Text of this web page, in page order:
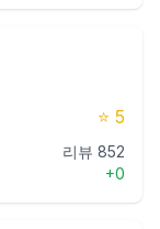
⭐ 5
리뷰 852
+0